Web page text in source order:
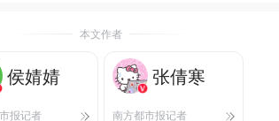
本文作者
侯婧婧
报记者
张倩寒
南方都市报记者